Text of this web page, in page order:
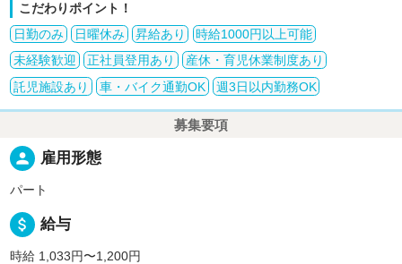
こだわりポイント！
日勤のみ
日曜休み 昇給あり
時給1000円以上可能
未経験歓迎
正社員登用あり
産休・育児休業制度あり
託児施設あり
車・バイク通勤OK 週3日以内勤務OK
募集要項
person 雇用形態
パート
attach_money 給与
時給 1,033円〜1,200円